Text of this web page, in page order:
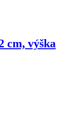
cm, výška